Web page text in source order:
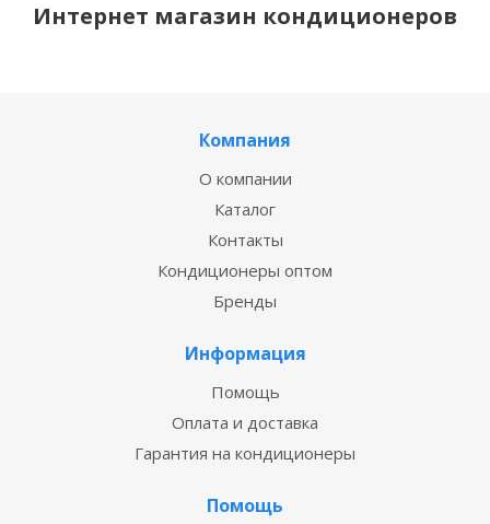
Интернет магазин кондиционеров
Компания
О компании
Каталог
Контакты
Кондиционеры оптом
Бренды
Информация
Помощь
Оплата и доставка
Гарантия на кондиционеры
Помощь